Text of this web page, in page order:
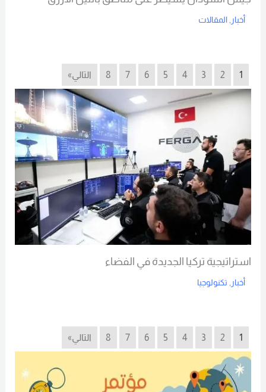
أخبار المقالات
1
2
3
4
5
6
7
8 التالي»
استراتيجية تركيا الجديدة في الفضاء
أخبار , تكنولوجيا
1
2
3
4
5
6
7
8 التالي»